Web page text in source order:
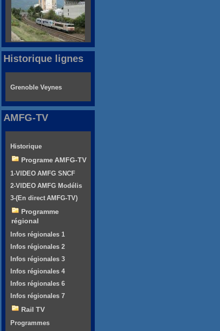
Historique lignes
Grenoble Veynes
AMFG-TV
Historique
Programe AMFG-TV
1-VIDEO AMFG SNCF
2-VIDEO AMFG Modélis
3-(En direct AMFG-TV)
Programme
régional
Infos régionales 1
Infos régionales 2
Infos régionales 3
Infos régionales 4
Infos régionales 6
Infos régionales 7
Rail TV
Programmes